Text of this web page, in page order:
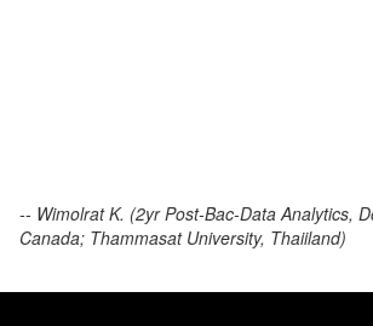
-- Wimolrat K. (2yr Post-Bac-Data Analytics,
Canada; Thammasat University, Thaiiland)